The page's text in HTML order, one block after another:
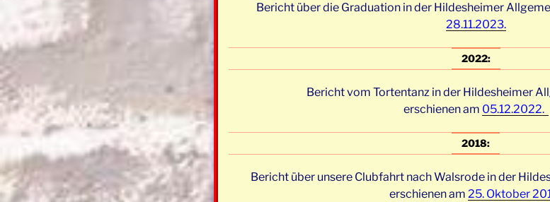
Bericht über die Graduation in der Hildesheimer
28.11.2023.
2022:
Bericht vom Tortentanz in der Hildesheimer
erschienen am 05.12.2022.
2018:
Bericht über unsere Clubfahrt nach Walsrode in der
erschienen am 25. Oktober